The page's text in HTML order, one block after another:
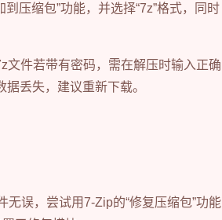
压缩包”功能，并选择“7z”格式，同时
文件若带有密码，需在解压时输入正确
丢失，建议重新下载。
误，尝试用7-Zip的“修复压缩包”功能